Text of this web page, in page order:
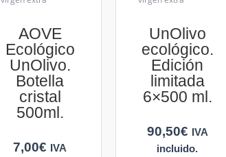
AOVE
Ecológico
UnOlivo.
Botella
cristal
500ml.
7,00€ IVA
UnOlivo
ecológico.
Edición
limitada
6×500 ml.
90,50€ IVA
incluido.